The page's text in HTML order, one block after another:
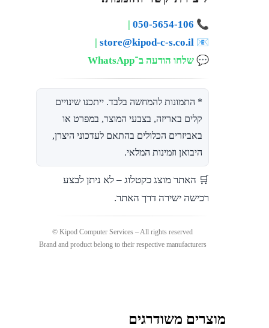
📞
050-5654-106
📧
store@kipod-c-s.co.il
💬 שלחו הודעה ב־WhatsApp
* התמונות להמחשה בלבד. ייתכנו שינויים
קלים באריזה, בצבעי המוצר, במפרט או
באביזרים הכלולים בהתאם לעדכוני היצרן,
היבואן וזמינות המלאי.
🛒 האתר מוצג כקטלוג – לא ניתן לבצע
רכישה ישירה דרך האתר.
Kipod Computer Services – All rights reserved ©
Brand and product belong to their respective manufacturers
מוצרים משודרגים